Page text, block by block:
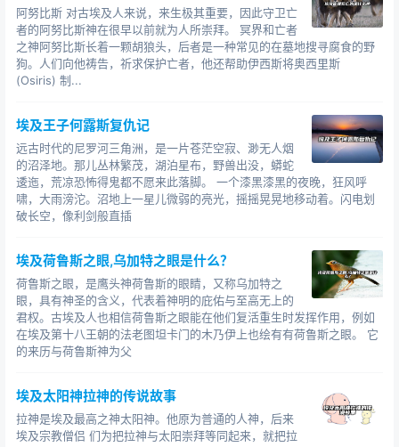
阿努比斯 对古埃及人来说，来生极其重要，因此守卫亡
者的阿努比斯神在很早以前就为人所崇拜。 冥界和亡者
之神阿努比斯长着一颗胡狼头，后者是一种常见的在墓地搜寻腐食的野
狗。人们向他祷告，祈求保护亡者，他还帮助伊西斯将奥西里斯
(Osiris) 制...
埃及王子何露斯复仇记
远古时代的尼罗河三角洲，是一片苍茫空寂、渺无人烟
的沼泽地。那儿丛林繁茂，湖泊星布，野兽出没，蟒蛇
逶迤，荒凉恐怖得鬼都不愿来此落脚。 一个漆黑漆黑的夜晚，狂风呼
啸，大雨滂沱。沼地上一星儿微弱的亮光，摇摇晃晃地移动着。闪电划
破长空，像利剑般直插
埃及荷鲁斯之眼,乌加特之眼是什么？
荷鲁斯之眼，是鹰头神荷鲁斯的眼睛，又称乌加特之
眼，具有神圣的含义，代表着神明的庇佑与至高无上的
君权。古埃及人也相信荷鲁斯之眼能在他们复活重生时发挥作用，例如
在埃及第十八王朝的法老图坦卡门的木乃伊上也绘有有荷鲁斯之眼。 它
的来历与荷鲁斯神为父
埃及太阳神拉神的传说故事
拉神是埃及最高之神太阳神。他原为普通的人神，后来
埃及宗教僧侣 们为把拉神与太阳崇拜等同起来，就把拉